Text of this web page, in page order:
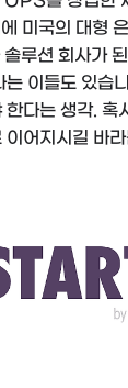
미국의 대형
루션 회사가
이들도 있습
다는 생각. 혹
어지시길 바